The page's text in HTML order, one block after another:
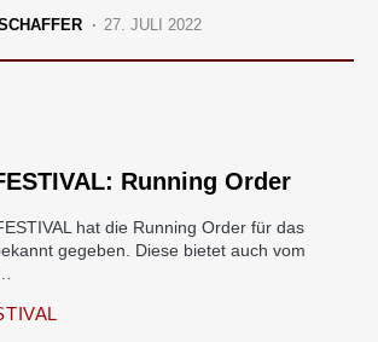
27. JULI 2022
Running Order
hat die Running Order für das
gegeben. Diese bietet auch vom